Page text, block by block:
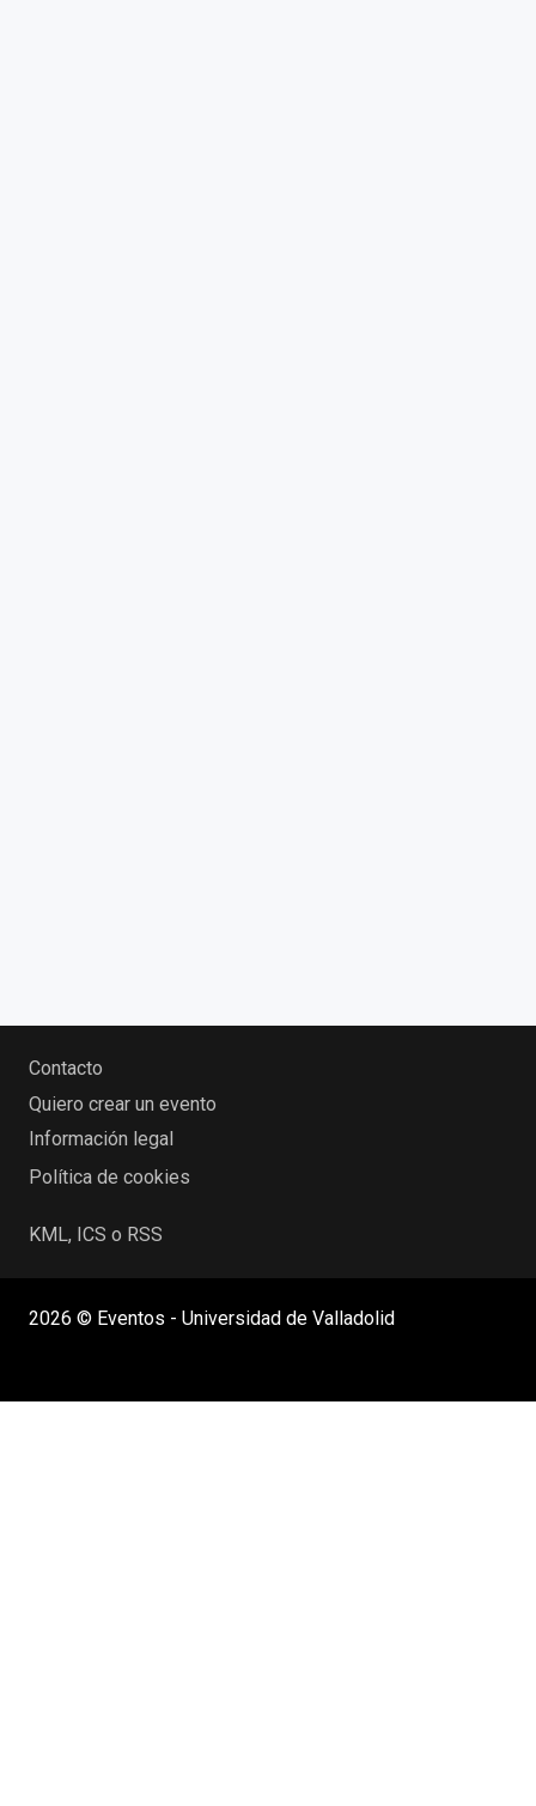
Contacto
Quiero crear un evento
Información legal
Política de cookies
KML, ICS o RSS
2026 © Eventos - Universidad de Valladolid